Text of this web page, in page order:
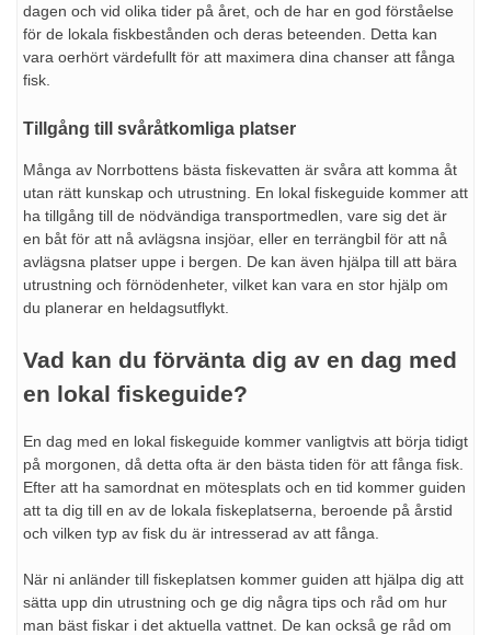
dagen och vid olika tider på året, och de har en god förståelse
för de lokala fiskbestånden och deras beteenden. Detta kan
vara oerhört värdefullt för att maximera dina chanser att fånga
fisk.
Tillgång till svåråtkomliga platser
Många av Norrbottens bästa fiskevatten är svåra att komma åt
utan rätt kunskap och utrustning. En lokal fiskeguide kommer att
ha tillgång till de nödvändiga transportmedlen, vare sig det är
en båt för att nå avlägsna insjöar, eller en terrängbil för att nå
avlägsna platser uppe i bergen. De kan även hjälpa till att bära
utrustning och förnödenheter, vilket kan vara en stor hjälp om
du planerar en heldagsutflykt.
Vad kan du förvänta dig av en dag med
en lokal fiskeguide?
En dag med en lokal fiskeguide kommer vanligtvis att börja tidigt
på morgonen, då detta ofta är den bästa tiden för att fånga fisk.
Efter att ha samordnat en mötesplats och en tid kommer guiden
att ta dig till en av de lokala fiskeplatserna, beroende på årstid
och vilken typ av fisk du är intresserad av att fånga.
När ni anländer till fiskeplatsen kommer guiden att hjälpa dig att
sätta upp din utrustning och ge dig några tips och råd om hur
man bäst fiskar i det aktuella vattnet. De kan också ge råd om